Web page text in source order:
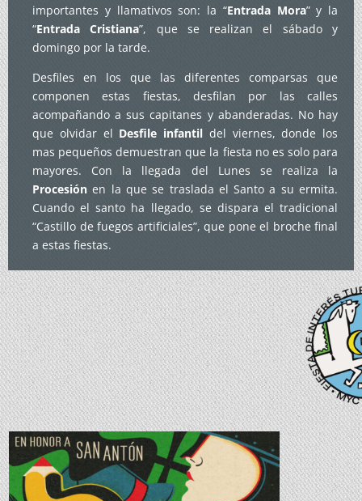
importantes y llamativos son: la “Entrada Mora” y la
“Entrada Cristiana”, que se realizan el sábado y
domingo por la tarde.
Desfiles en los que las diferentes comparsas que
componen estas fiestas, desfilan por las calles
acompañando a sus capitanes y abanderadas. No hay
que olvidar el Desfile infantil del viernes, donde los
mas pequeños demuestran que la fiesta no es solo para
mayores. Con la llegada del Lunes se realiza la
Procesión en la que se traslada el Santo a su ermita.
Cuando el santo ha llegado, se dispara el tradicional
“Castillo de fuegos artificiales”, que pone el broche final
a estas fiestas.